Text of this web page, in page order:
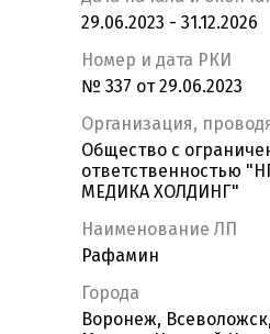
29.06.2023 - 31.12.2026
Номер и дата РКИ
№ 337 от 29.06.2023
Организация,
Общество с
ответственностью
МЕДИКА ХОЛДИНГ"
Наименование ЛП
Рафамин
Города
Воронеж,